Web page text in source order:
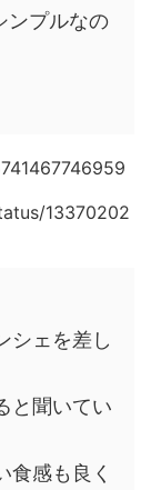
ンプルなの
13370202
シェを差し
と聞いてい
食感も良く